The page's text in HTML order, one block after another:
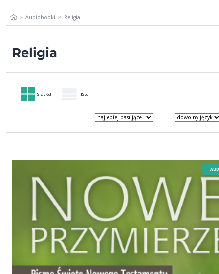
Audiobooki Religia
Religia
siatka lista